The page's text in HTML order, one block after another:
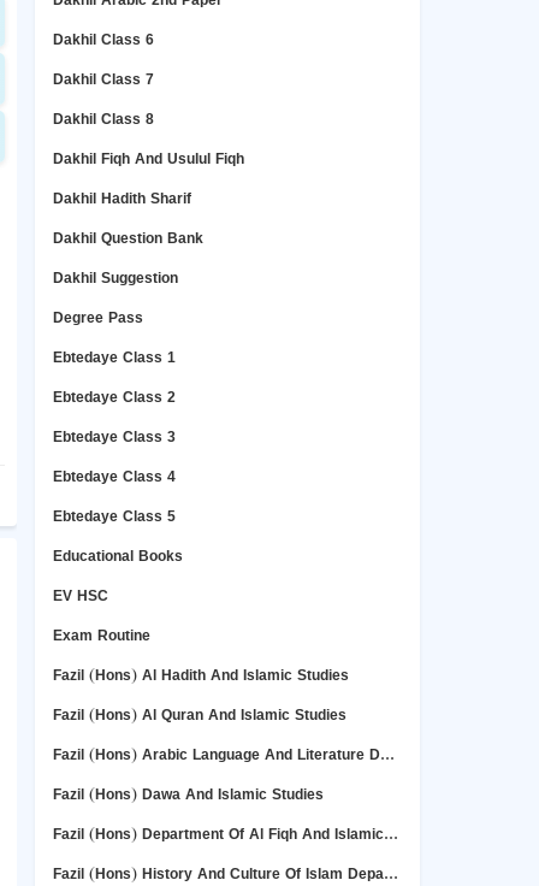
Dakhil Class 6
Dakhil Class 7
Dakhil Class 8
Dakhil Fiqh And Usulul Fiqh
Dakhil Hadith Sharif
Dakhil Question Bank
Dakhil Suggestion
Degree Pass
Ebtedaye Class 1
Ebtedaye Class 2
Ebtedaye Class 3
Ebtedaye Class 4
Ebtedaye Class 5
Educational Books
EV HSC
Exam Routine
Fazil (Hons) Al Hadith And Islamic Studies
Fazil (Hons) Al Quran And Islamic Studies
Fazil (Hons) Arabic Language And Literature Deper Department
Fazil (Hons) Dawa And Islamic Studies
Fazil (Hons) Department Of Al Fiqh And Islamic Studies
Fazil (Hons) History And Culture Of Islam Department